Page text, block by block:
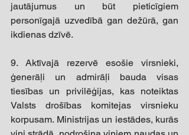
jautājumus un būt pieticīgiem
personīgajā uzvedībā gan dežūrā, gan
ikdienas dzīvē.
9. Aktīvajā rezervē esošie virsnieki,
ģenerāļi un admirāļi bauda visas
tiesības un privilēģijas, kas noteiktas
Valsts drošības komitejas virsnieku
korpusam. Ministrijas un iestādes, kurās